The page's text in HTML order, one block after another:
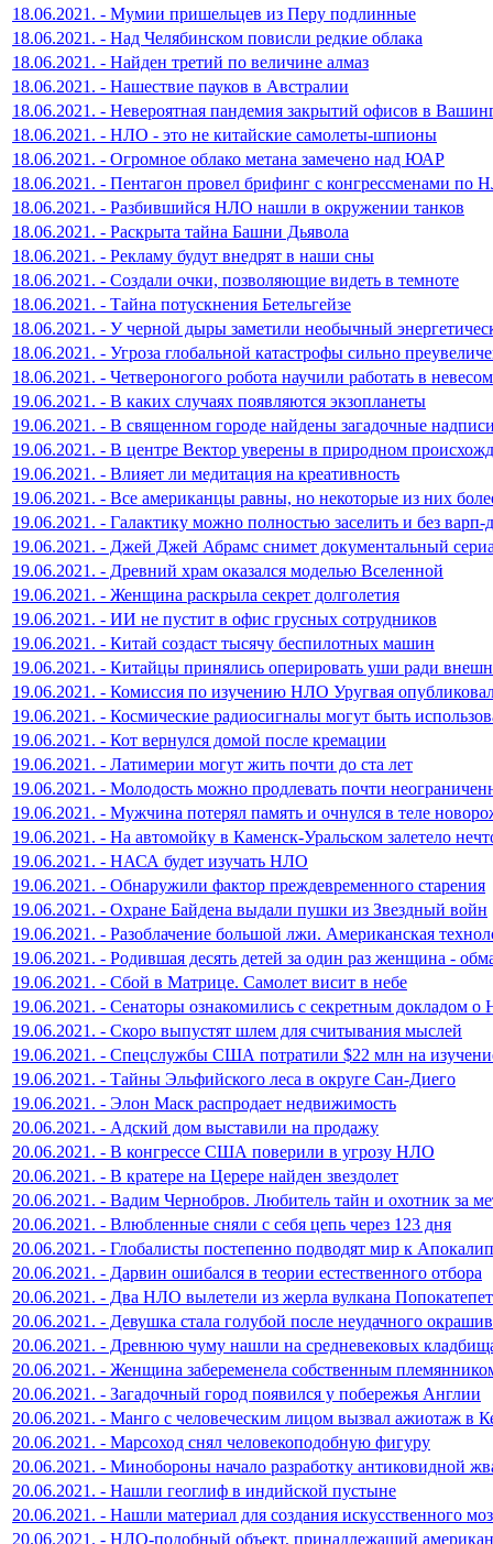
18.06.2021. - Мумии пришельцев из Перу подлинные
18.06.2021. - Над Челябинском повисли редкие облака
18.06.2021. - Найден третий по величине алмаз
18.06.2021. - Нашествие пауков в Австралии
18.06.2021. - Невероятная пандемия закрытий офисов в
18.06.2021. - НЛО - это не китайские самолеты-шпионы
18.06.2021. - Огромное облако метана замечено над ЮАР
18.06.2021. - Пентагон провел брифинг с конгрессменами по
18.06.2021. - Разбившийся НЛО нашли в окружении танков
18.06.2021. - Раскрыта тайна Башни Дьявола
18.06.2021. - Рекламу будут внедрят в наши сны
18.06.2021. - Создали очки, позволяющие видеть в темноте
18.06.2021. - Тайна потускнения Бетельгейзе
18.06.2021. - У черной дыры заметили необычный
18.06.2021. - Угроза глобальной катастрофы сильно
18.06.2021. - Четвероногого робота научили работать в
19.06.2021. - В каких случаях появляются экзопланеты
19.06.2021. - В священном городе найдены загадочные
19.06.2021. - В центре Вектор уверены в природном
19.06.2021. - Влияет ли медитация на креативность
19.06.2021. - Все американцы равны, но некоторые из них
19.06.2021. - Галактику можно полностью заселить и без варп-
19.06.2021. - Джей Джей Абрамс снимет документальный
19.06.2021. - Древний храм оказался моделью Вселенной
19.06.2021. - Женщина раскрыла секрет долголетия
19.06.2021. - ИИ не пустит в офис грусных сотрудников
19.06.2021. - Китай создаст тысячу беспилотных машин
19.06.2021. - Китайцы принялись оперировать уши ради
19.06.2021. - Комиссия по изучению НЛО Уругвая
19.06.2021. - Космические радиосигналы могут быть
19.06.2021. - Кот вернулся домой после кремации
19.06.2021. - Латимерии могут жить почти до ста лет
19.06.2021. - Молодость можно продлевать почти
19.06.2021. - Мужчина потерял память и очнулся в теле
19.06.2021. - На автомойку в Каменск-Уральском залетело
19.06.2021. - НАСА будет изучать НЛО
19.06.2021. - Обнаружили фактор преждевременного старения
19.06.2021. - Охране Байдена выдали пушки из Звездный войн
19.06.2021. - Разоблачение большой лжи. Американская
19.06.2021. - Родившая десять детей за один раз женщина -
19.06.2021. - Сбой в Матрице. Самолет висит в небе
19.06.2021. - Сенаторы ознакомились с секретным докладом
19.06.2021. - Скоро выпустят шлем для считывания мыслей
19.06.2021. - Спецслужбы США потратили $22 млн на
19.06.2021. - Тайны Эльфийского леса в округе Сан-Диего
19.06.2021. - Элон Маск распродает недвижимость
20.06.2021. - Адский дом выставили на продажу
20.06.2021. - В конгрессе США поверили в угрозу НЛО
20.06.2021. - В кратере на Церере найден звездолет
20.06.2021. - Вадим Чернобров. Любитель тайн и охотник за
20.06.2021. - Влюбленные сняли с себя цепь через 123 дня
20.06.2021. - Глобалисты постепенно подводят мир к
20.06.2021. - Дарвин ошибался в теории естественного отбора
20.06.2021. - Два НЛО вылетели из жерла вулкана
20.06.2021. - Девушка стала голубой после неудачного
20.06.2021. - Древнюю чуму нашли на средневековых
20.06.2021. - Женщина забеременела собственным
20.06.2021. - Загадочный город появился у побережья Англии
20.06.2021. - Манго с человеческим лицом вызвал ажиотаж в
20.06.2021. - Марсоход снял человекоподобную фигуру
20.06.2021. - Минобороны начало разработку антиковидной
20.06.2021. - Нашли геоглиф в индийской пустыне
20.06.2021. - Нашли материал для создания искусственного
20.06.2021. - НЛО-подобный объект, принадлежащий